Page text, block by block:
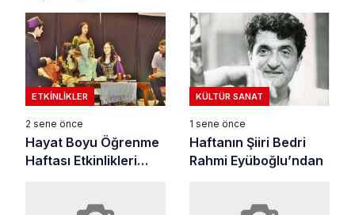
başladı
Kirletenler
ETKINLIKLER
2 sene önce
Hayat Boyu Öğrenme
Haftası Etkinlikleri
KÜLTÜR SANAT
1 sene önce
Haftanın Şiiri Bedri
Rahmi Eyüboğlu’ndan